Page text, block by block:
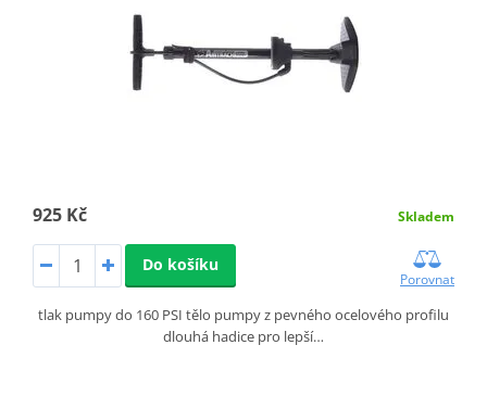
925 Kč Skladem
Do košíku
Porovnat
tlak pumpy do 160 PSI tělo pumpy z pevného ocelového profilu
dlouhá hadice pro lepší…